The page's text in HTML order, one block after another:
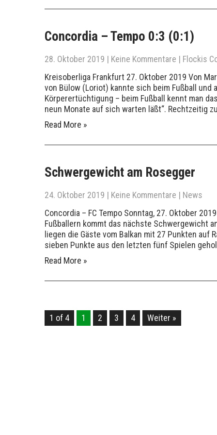
Concordia – Tempo 0:3 (0:1)
28. Oktober 2019 | Keine Kommentare | Flockis
Kreisoberliga Frankfurt 27. Oktober 2019 Von
von Bülow (Loriot) kannte sich beim Fußball und
Körperertüchtigung – beim Fußball kennt man
neun Monate auf sich warten läßt“. Rechtzeitig
Read More »
Schwergewicht am Rosegger
24. Oktober 2019 | Keine Kommentare | News
Concordia – FC Tempo Sonntag, 27. Oktober
Fußballern kommt das nächste Schwergewicht
liegen die Gäste vom Balkan mit 27 Punkten
sieben Punkte aus den letzten fünf Spielen
Read More »
1 of 4 1 2 3 4 Weiter »